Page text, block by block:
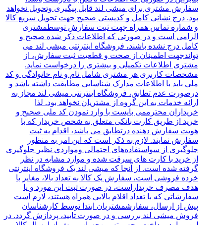
سفارش مشتری برای میشی لند قابل پیگیری وتحویل نخواهد
بود. درج نشانی کامل و کدپستی صحیح جهت تحویل سریع کالا
و شماره تماس همراه جهت ثبت سفارش توسطمشتری
الزامی است و در صورتی که اطلاعات ذکر شده صحیح و
کامل درج نشده باشند، فروشگاه اینترنتی میشی لند می
تواندجهت اطمینان از صحت و قطعیت ثبت سفارش، از
مشتری اطلاعات تکمیلی و بیشتری را درخواست نماید.
مشخصات کاربری هر مشتری شامل نام و نام خانوادگی و کد
ملی باید با اطلاعات مدارک شناسایی مطابقت داشته باشد و
درصورت عدم تطابق، فروشگاه‌‌ اینترنتی میشی لند مجاز به
ارائه خدمات به این گروه از مشتریان نخواهد بود. لذا
خریداران محترممی بایست با وارد نمودن کد ملی صحیح و
خرید از طریق کارت بانکی متعلق به شخص خریدار که با
هویت سفارش دهنده درتطابق می باشد، اقدام به ثبت
سفارش نمایند. لازم به ذکر است که این امر به منظور
جلوگیری از سواستفاده‌های احتمالی ومواردی نظیر جلوگیری
از خرید با کارت‌ های سرقت شده و موارد مشابه در نظر
گرفته شده است. از آنجا که میشی لند یک فروشگاه اینترنتی
خرده‌ فروشی است، سفارش یک کالا به تعداد بالا، مغایر با
هدف مصرف خریداراست، در صورت ثبت این مورد و یا
سفارشاتی که با تعداد اقلام بالایی همراه هستند، لازم است
پیش از ارسال، سفارشمشتریان ابتدا توسط کارشناسان
فروش میشی لند بررسی و در صورت تایید، پردازش گردد. در